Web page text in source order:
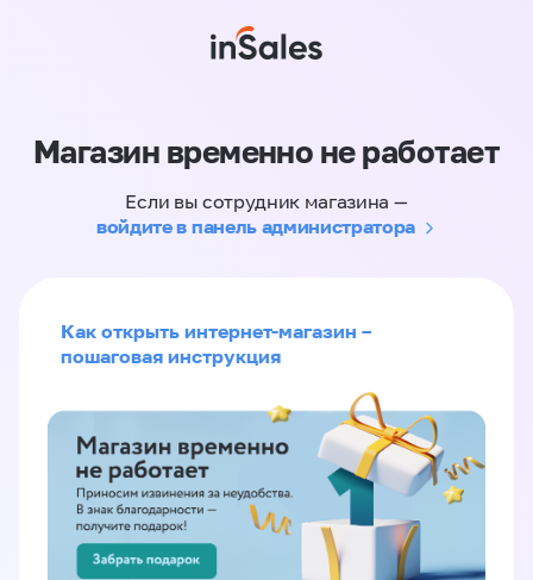
Магазин временно не работает
Если вы сотрудник магазина —
войдите в панель администратора
Как открыть интернет-магазин –
пошаговая инструкция